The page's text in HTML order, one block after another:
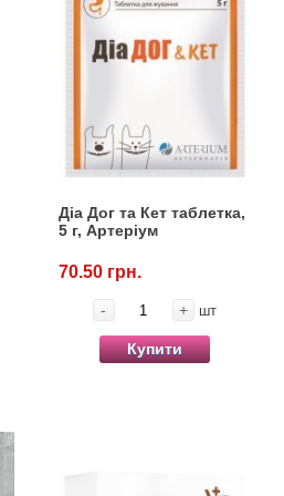
Діа Дог та Кет таблетка,
5 г, Артеріум
70.50 грн.
- + шт
Купити